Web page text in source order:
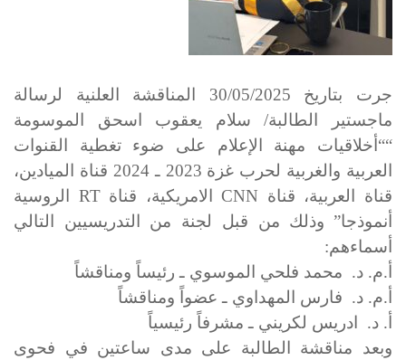
جرت بتاريخ 2025
/
05
/
30 المناقشة العلنية لرسالة
ماجستير الطالبة/ سلام يعقوب اسحق الموسومة
““أخلاقيات مهنة الإعلام على ضوء تغطية القنوات
العربية والغربية لحرب غزة 2023 ـ 2024 قناة الميادين،
قناة العربية، قناة CNN الامريكية، قناة RT
الروسية
أنموذجا” وذلك من قبل لجنة من التدريسيين التالي
أسماءهم:
أ.م. د. محمد فلحي الموسوي ـ رئيساً ومناقشاً
أ.م. د. فارس المهداوي ـ عضواً ومناقشاً
أ. د. ادريس لكريني ـ مشرفاً رئيسياً
وبعد مناقشة الطالبة على مدى ساعتين في فحوى